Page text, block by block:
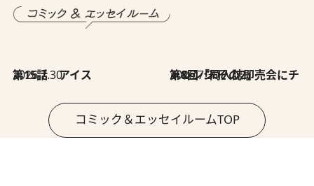
2026.7.30
第15話 アイス 2026.7.30
第8回「同人誌即売会にチャレンジ その2」
コミック＆エッセイルームTOP